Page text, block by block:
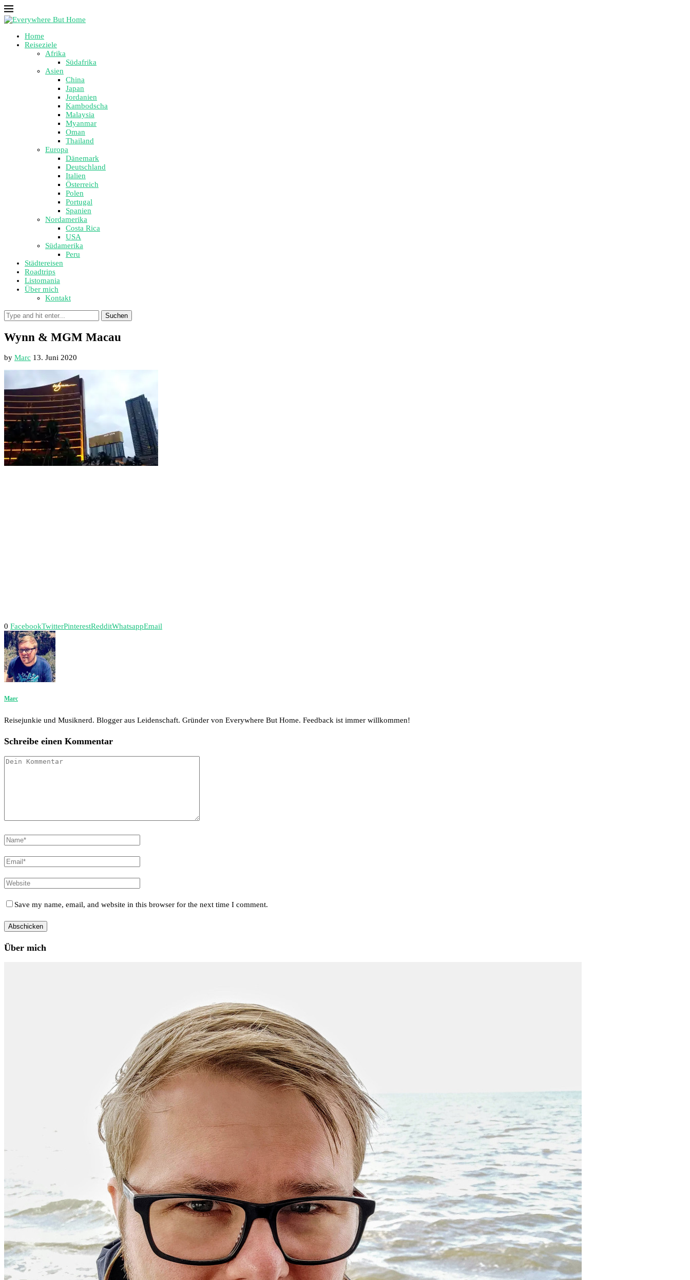
Home
Reiseziele
Afrika
Südafrika
Asien
China
Japan
Jordanien
Kambodscha
Malaysia
Myanmar
Oman
Thailand
Europa
Dänemark
Deutschland
Italien
Österreich
Polen
Portugal
Spanien
Nordamerika
Costa Rica
USA
Südamerika
Peru
Städtereisen
Roadtrips
Listomania
Über mich
Kontakt
Suchen
Wynn & MGM Macau
by Marc 13. Juni 2020
0 FacebookTwitterPinterestRedditWhatsappEmail
Marc
Reisejunkie und Musiknerd. Blogger aus Leidenschaft. Gründer von Everywhere But Home. Feedback ist immer willkommen!
Schreibe einen Kommentar
Save my name, email, and website in this browser for the next time I comment.
Über mich